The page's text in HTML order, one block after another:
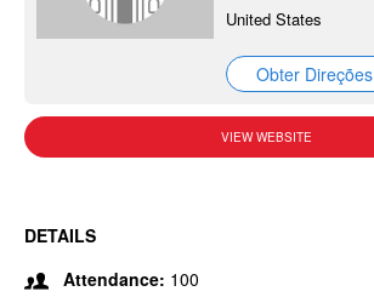
United States
Obter Direções
VIEW WEBSITE
DETAILS
Attendance: 100